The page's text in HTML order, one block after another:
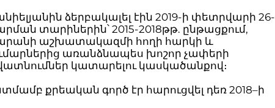
ձերբակալել էին 2019-ի փետրվարի 26-
տարիներին՝ 2015-2018թթ. ընթացքում,
աշխատակազմի հողի հարկի և
առանձնապես խոշոր չափերի
վատնումներ կատարելու կասկածանքով։
քրեական գործ էր հարուցվել դեռ 2018–ի